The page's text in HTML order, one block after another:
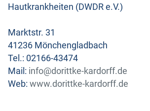
Hautkrankheiten (DWDR e.V.)
Marktstr. 31
41236 Mönchengladbach
Tel.: 02166-43474
Mail: info@dorittke-kardorff.de
Web: www.dorittke-kardorff.de